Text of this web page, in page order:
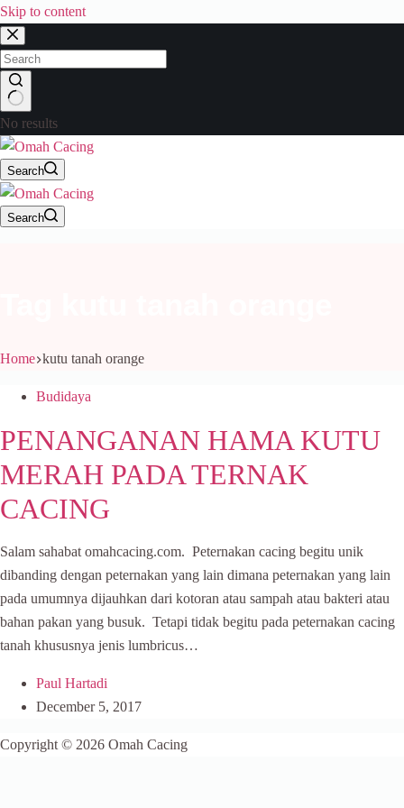
Skip to content
No results
Search
Search
Home kutu tanah orange
Budidaya
PENANGANAN HAMA KUTU
MERAH PADA TERNAK
CACING
Salam sahabat omahcacing.com. Peternakan cacing begitu unik
dibanding dengan peternakan yang lain dimana peternakan yang lain
pada umumnya dijauhkan dari kotoran atau sampah atau bakteri atau
bahan pakan yang busuk. Tetapi tidak begitu pada peternakan cacing
tanah khususnya jenis lumbricus…
Paul Hartadi
December 5, 2017
Copyright © 2026 Omah Cacing